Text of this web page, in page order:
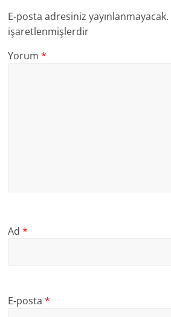
E-posta adresiniz yayınlanmayacak.
işaretlenmişlerdir
Yorum*
Ad*
E-posta*